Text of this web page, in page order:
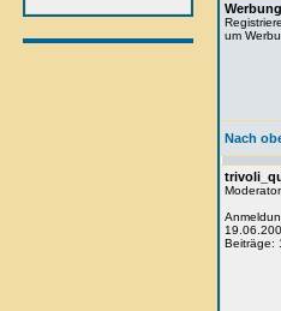
Werbung
um
Nach
Beiträge: